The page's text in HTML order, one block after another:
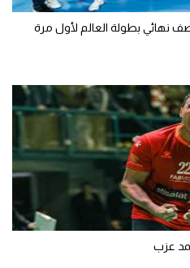
نهائي بطولة العالم لأول مرة
عزب